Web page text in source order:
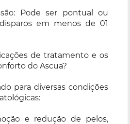
Pode ser pontual ou
em menos de 01
de tratamento e os
do Ascua?
para diversas condições
e redução de pelos,